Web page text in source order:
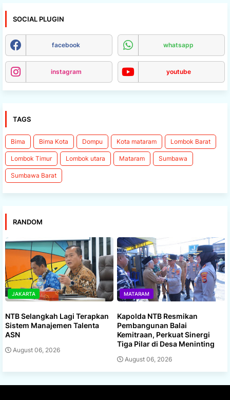
SOCIAL PLUGIN
facebook whatsapp
instagram youtube
TAGS
Bima Bima Kota Dompu Kota mataram Lombok Barat
Lombok Timur Lombok utara Mataram Sumbawa
Sumbawa Barat
RANDOM
JAKARTA
NTB Selangkah Lagi Terapkan
Sistem Manajemen Talenta
ASN
August 06, 2026
MATARAM
Kapolda NTB Resmikan
Pembangunan Balai
Kemitraan, Perkuat Sinergi
Tiga Pilar di Desa Meninting
August 06, 2026